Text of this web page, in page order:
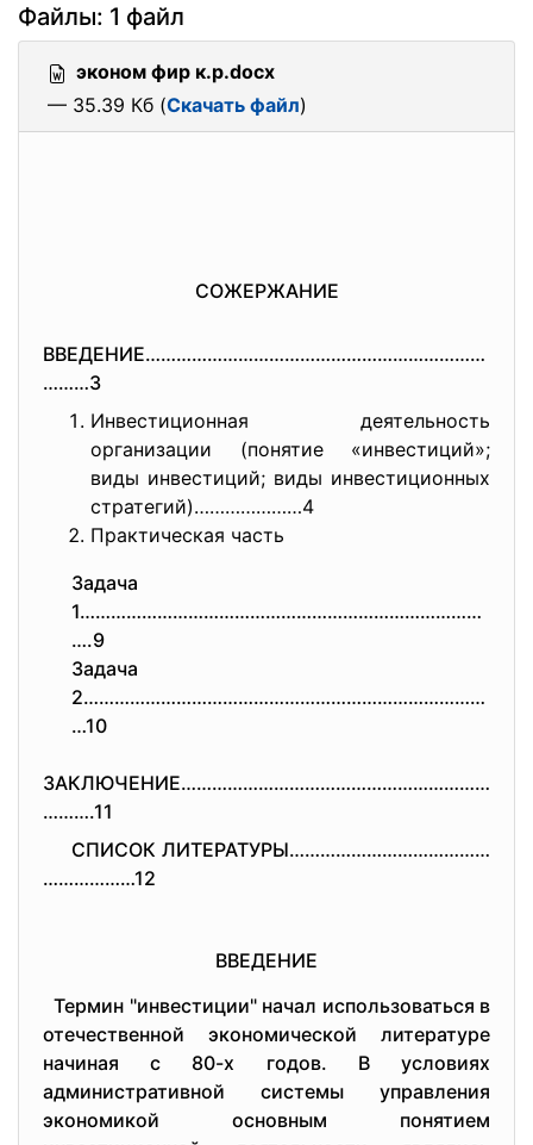
Файлы: 1 файл
эконом фир к.р.docx
— 35.39 Кб (Скачать файл)
СОЖЕРЖАНИЕ
ВВЕДЕНИЕ…………………………………………………………
………3
Инвестиционная деятельность
организации (понятие «инвестиций»;
виды инвестиций; виды инвестиционных
стратегий)…………………4
Практическая часть
Задача
1……………………………………………………………………
….9
Задача
2……………………………………………………………………
…10
ЗАКЛЮЧЕНИЕ……………………………………………………
……….11
СПИСОК ЛИТЕРАТУРЫ…………………………………
………………12
ВВЕДЕНИЕ
Термин "инвестиции" начал использоваться в
отечественной экономической литературе
начиная с 80-х годов. В условиях
административной системы управления
экономикой основным понятием